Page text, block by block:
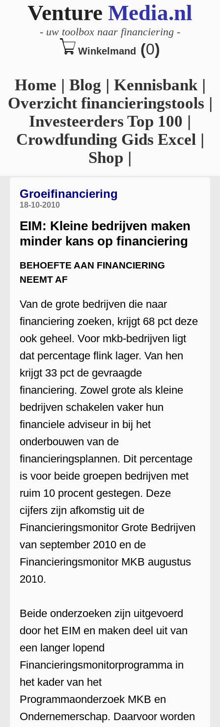
Venture Media.nl
- uw toolbox naar financiering -
Winkelmand (0)
Home | Blog | Kennisbank|
Overzicht financieringstools |
Investeerders Top 100 |
Crowdfunding Gids Excel |
Shop |
Groeifinanciering
18-10-2010
EIM: Kleine bedrijven maken
minder kans op financiering
BEHOEFTE AAN FINANCIERING
NEEMT AF
Van de grote bedrijven die naar
financiering zoeken, krijgt 68 pct deze
ook geheel. Voor mkb-bedrijven ligt
dat percentage flink lager. Van hen
krijgt 33 pct de gevraagde
financiering. Zowel grote als kleine
bedrijven schakelen vaker hun
financiele adviseur in bij het
onderbouwen van de
financieringsplannen. Dit percentage
is voor beide groepen bedrijven met
ruim 10 procent gestegen. Deze
cijfers zijn afkomstig uit de
Financieringsmonitor Grote Bedrijven
van september 2010 en de
Financieringsmonitor MKB augustus
2010.
Beide onderzoeken zijn uitgevoerd
door het EIM en maken deel uit van
een langer lopend
Financieringsmonitorprogramma in
het kader van het
Programmaonderzoek MKB en
Ondernemerschap. Daarvoor worden